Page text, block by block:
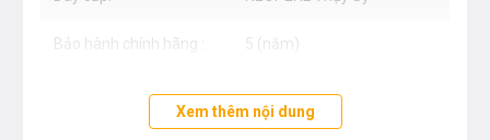
Bảo hành chính hãng 5 (năm)
Bảo hành chính hãng : 5 (năm)
Xem thêm nội dung